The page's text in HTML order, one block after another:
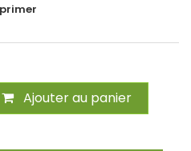
Ajouter au panier